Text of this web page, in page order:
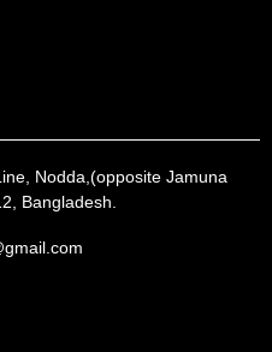
Nodda,(opposite Jamuna
Bangladesh.